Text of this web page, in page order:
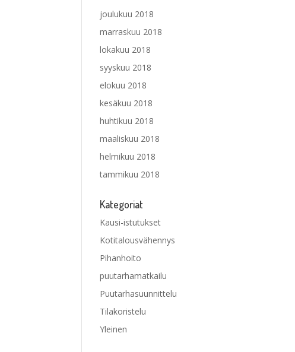
joulukuu 2018
marraskuu 2018
lokakuu 2018
syyskuu 2018
elokuu 2018
kesäkuu 2018
huhtikuu 2018
maaliskuu 2018
helmikuu 2018
tammikuu 2018
Kategoriat
Kausi-istutukset
Kotitalousvähennys
Pihanhoito
puutarhamatkailu
Puutarhasuunnittelu
Tilakoristelu
Yleinen